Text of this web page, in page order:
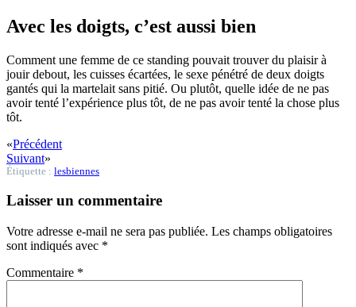
Avec les doigts, c’est aussi bien
Comment une femme de ce standing pouvait trouver du plaisir à
jouir debout, les cuisses écartées, le sexe pénétré de deux doigts
gantés qui la martelait sans pitié. Ou plutôt, quelle idée de ne pas
avoir tenté l’expérience plus tôt, de ne pas avoir tenté la chose plus
tôt.
«Précédent
Suivant»
Étiquette : lesbiennes
Laisser un commentaire
Votre adresse e-mail ne sera pas publiée. Les champs obligatoires
sont indiqués avec *
Commentaire *